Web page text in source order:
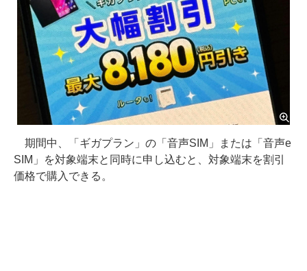
期間中、「ギガプラン」の「音声SIM」または「音声e
SIM」を対象端末と同時に申し込むと、対象端末を割引
価格で購入できる。